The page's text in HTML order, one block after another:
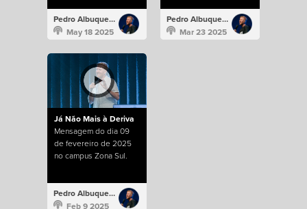
Pedro Albuquerque
May 18 2025
Pedro Albuquerque
Mar 23 2025
Já Não Mais à Deriva
Mensagem do dia 09
de fevereiro de 2025
no campus Zona Sul.
Pedro Albuquerque
Feb 9 2025